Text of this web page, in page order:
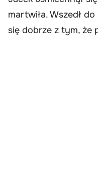
martwiła. Wszedł
się dobrze z tym, że